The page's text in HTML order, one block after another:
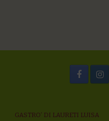
GASTRO’ DI LAURETI LUISA